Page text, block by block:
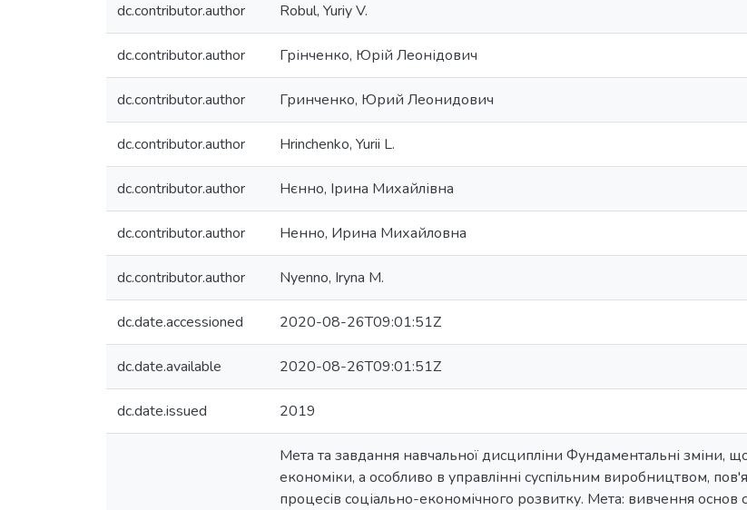
dc.contributor.author Robul, Yuriy V.
dc.contributor.author Грінченко, Юрій Леонідович
dc.contributor.author Гринченко, Юрий Леонидович
dc.contributor.author Hrinchenko, Yurii L.
dc.contributor.author Нєнно, Ірина Михайлівна
dc.contributor.author Ненно, Ирина Михайловна
dc.contributor.author Nyenno, Iryna M.
dc.date.accessioned 2020-08-26T09:01:51Z
dc.date.available 2020-08-26T09:01:51Z
dc.date.issued 2019
Мета та завдання навчальної дисципліни Фундаментальні зміни, що
економіки, а особливо в управлінні суспільним виробництвом,
процесів соціально-економічного розвитку. Мета: вивчення основ